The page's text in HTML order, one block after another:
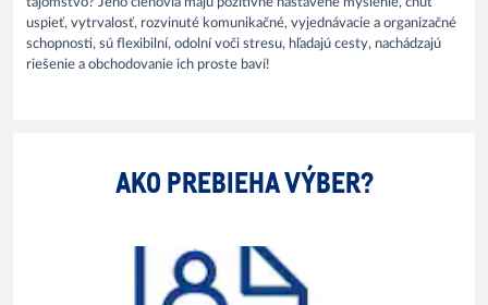
uspieť, vytrvalosť, rozvinuté komunikačné, vyjednávacie a organizačné
schopnosti, sú flexibilní, odolní voči stresu, hľadajú cesty, nachádzajú
riešenie a obchodovanie ich proste baví!
AKO PREBIEHA VÝBER?